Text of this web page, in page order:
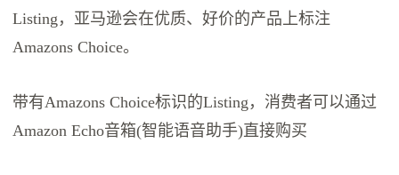
Listing，亚马逊会在优质、好价的产品上标注
Amazons Choice。
带有Amazons Choice标识的Listing，消费者可以通过
Amazon Echo音箱(智能语音助手)直接购买